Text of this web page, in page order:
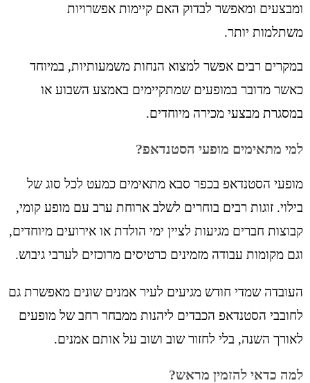
ומבצעים ומאפשר לבדוק האם קיימות אפשרויות
משתלמות יותר.
במקרים רבים אפשר למצוא הנחות משמעותיות, במיוחד
כאשר מדובר במופעים שמתקיימים באמצע השבוע או
במסגרת מבצעי מכירה מיוחדים.
למי מתאימים מופעי הסטנדאפ?
מופעי הסטנדאפ בכפר סבא מתאימים כמעט לכל סוג של
בילוי. זוגות רבים בוחרים לשלב ארוחת ערב עם מופע קומי,
קבוצות חברים מגיעות לציין ימי הולדת או אירועים מיוחדים,
וגם מקומות עבודה מזמינים כרטיסים מרוכזים לערבי גיבוש.
העובדה שמדי חודש מגיעים לעיר אמנים שונים מאפשרת גם
לחובבי הסטנדאפ הכבדים ליהנות ממבחר רחב של מופעים
לאורך השנה, בלי לחזור שוב ושוב על אותם אמנים.
למה כדאי להזמין מראש?